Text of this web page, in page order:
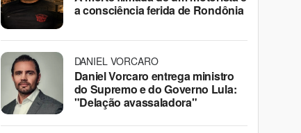
a consciência ferida de Rondônia
DANIEL VORCARO
Daniel Vorcaro entrega ministro
do Supremo e do Governo Lula:
"Delação avassaladora"